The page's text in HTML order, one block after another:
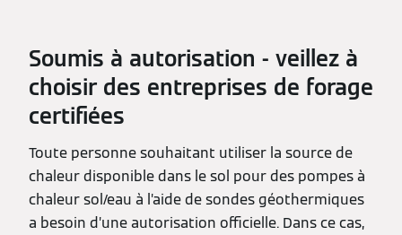
Soumis à autorisation - veillez à
choisir des entreprises de forage
certifiées
Toute personne souhaitant utiliser la source de
chaleur disponible dans le sol pour des pompes à
chaleur sol/eau à l’aide de sondes géothermiques
a besoin d’une autorisation officielle. Dans ce cas,